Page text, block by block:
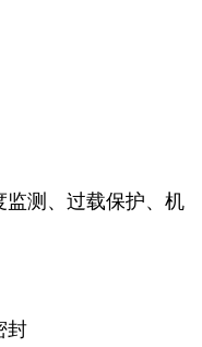
测、过载保护、机
封